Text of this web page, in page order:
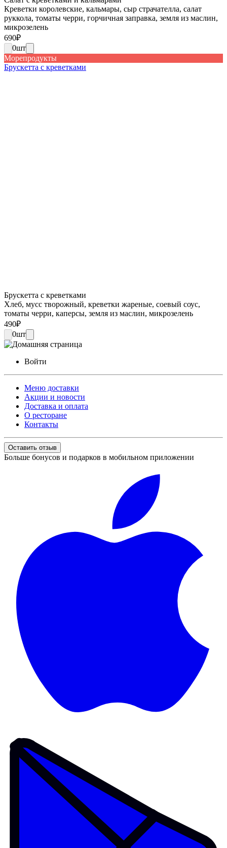
Креветки королевские, кальмары, сыр страчателла, салат
руккола, томаты черри, горчичная заправка, земля из маслин,
микрозелень
690₽
0шт
Морепродукты
Брускетта с креветками
Брускетта с креветками
Хлеб, мусс творожный, креветки жареные, соевый соус,
томаты черри, каперсы, земля из маслин, микрозелень
490₽
0шт
Войти
Меню доставки
Акции и новости
Доставка и оплата
О ресторане
Контакты
Оставить отзыв
Больше бонусов и подарков в мобильном приложении